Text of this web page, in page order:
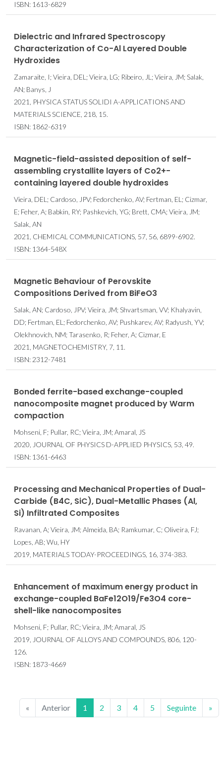
ISBN: 1613-6829
Dielectric and Infrared Spectroscopy
Characterization of Co-Al Layered Double
Hydroxides
Zamaraite, I; Vieira, DEL; Vieira, LG; Ribeiro, JL; Vieira, JM; Salak,
AN; Banys, J
2021, PHYSICA STATUS SOLIDI A-APPLICATIONS AND
MATERIALS SCIENCE, 218, 15.
ISBN: 1862-6319
Magnetic-field-assisted deposition of self-
assembling crystallite layers of Co2+-
containing layered double hydroxides
Vieira, DEL; Cardoso, JPV; Fedorchenko, AV; Fertman, EL; Cizmar,
E; Feher, A; Babkin, RY; Pashkevich, YG; Brett, CMA; Vieira, JM;
Salak, AN
2021, CHEMICAL COMMUNICATIONS, 57, 56, 6899-6902.
ISBN: 1364-548X
Magnetic Behaviour of Perovskite
Compositions Derived from BiFeO3
Salak, AN; Cardoso, JPV; Vieira, JM; Shvartsman, VV; Khalyavin,
DD; Fertman, EL; Fedorchenko, AV; Pushkarev, AV; Radyush, YV;
Olekhnovich, NM; Tarasenko, R; Feher, A; Cizmar, E
2021, MAGNETOCHEMISTRY, 7, 11.
ISBN: 2312-7481
Bonded ferrite-based exchange-coupled
nanocomposite magnet produced by Warm
compaction
Mohseni, F; Pullar, RC; Vieira, JM; Amaral, JS
2020, JOURNAL OF PHYSICS D-APPLIED PHYSICS, 53, 49.
ISBN: 1361-6463
Processing and Mechanical Properties of Dual-
Carbide (B4C, SiC), Dual-Metallic Phases (Al,
Si) Infiltrated Composites
Ravanan, A; Vieira, JM; Almeida, BA; Ramkumar, C; Oliveira, FJ;
Lopes, AB; Wu, HY
2019, MATERIALS TODAY-PROCEEDINGS, 16, 374-383.
Enhancement of maximum energy product in
exchange-coupled BaFe12O19/Fe3O4 core-
shell-like nanocomposites
Mohseni, F; Pullar, RC; Vieira, JM; Amaral, JS
2019, JOURNAL OF ALLOYS AND COMPOUNDS, 806, 120-
126.
ISBN: 1873-4669
« Anterior 1 2 3 4 5 Seguinte »